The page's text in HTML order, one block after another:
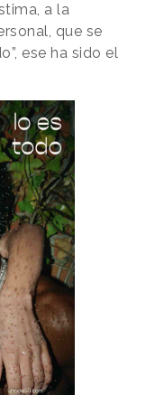
a la
que se
ese ha sido el